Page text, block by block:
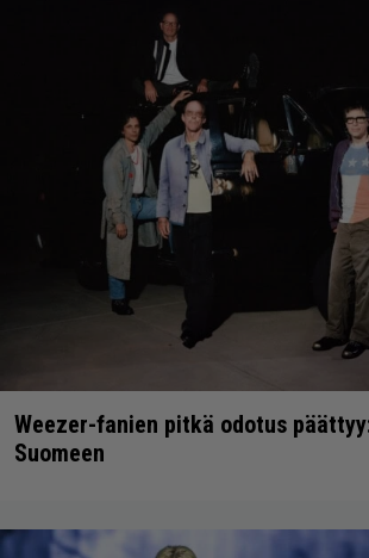
Weezer-fanien pitkä odotus
Suomeen